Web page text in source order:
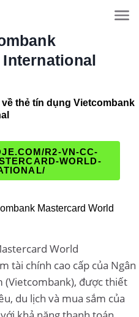
thẻ tín dụng Vietcombank
R2-VN-CC-
WORLD-
Mastercard World
World
tài chính cao cấp của Ngân
(Vietcombank), được thiết
du lịch và mua sắm của